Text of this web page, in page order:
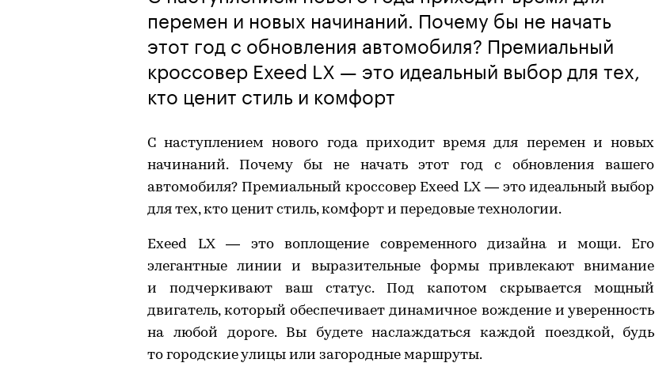
перемен и новых начинаний. Почему бы не начать
этот год с обновления автомобиля? Премиальный
кроссовер Exeed LX — это идеальный выбор для тех,
кто ценит стиль и комфорт
С наступлением нового года приходит время для перемен и новых
начинаний. Почему бы не начать этот год с обновления вашего
автомобиля? Премиальный кроссовер Exeed LX — это идеальный выбор
для тех, кто ценит стиль, комфорт и передовые технологии.
Exeed LX — это воплощение современного дизайна и мощи. Его
элегантные линии и выразительные формы привлекают внимание
и подчеркивают ваш статус. Под капотом скрывается мощный
двигатель, который обеспечивает динамичное вождение и уверенность
на любой дороге. Вы будете наслаждаться каждой поездкой, будь
то городские улицы или загородные маршруты.